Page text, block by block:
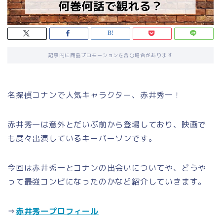
記事内に商品プロモーションを含む場合があります
名探偵コナンで人気キャラクター、赤井秀一！
赤井秀一は意外とだいぶ前から登場しており、映画で
も度々出演しているキーパーソンです。
今回は赤井秀一とコナンの出会いについてや、どうや
って最強コンビになったのかなど紹介していきます。
⇒赤井秀一プロフィール